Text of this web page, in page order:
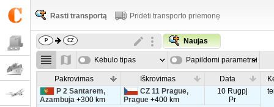
Rasti transportą Pridėti transporto priemonę
Naujas
Kėbulo tipas Papildomi parametrai
Pakrovimas Iškrovimas Data
P 2 Santarem,
Azambuja+300 km
CZ 11 Prague,
Prague+400 km
10 Rugpj
Pr